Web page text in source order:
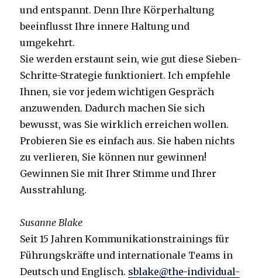
und entspannt. Denn Ihre Körperhaltung
beeinflusst Ihre innere Haltung und
umgekehrt.
Sie werden erstaunt sein, wie gut diese Sieben-
Schritte-Strategie funktioniert. Ich empfehle
Ihnen, sie vor jedem wichtigen Gespräch
anzuwenden. Dadurch machen Sie sich
bewusst, was Sie wirklich erreichen wollen.
Probieren Sie es einfach aus. Sie haben nichts
zu verlieren, Sie können nur gewinnen!
Gewinnen Sie mit Ihrer Stimme und Ihrer
Ausstrahlung.
Susanne Blake
Seit 15 Jahren Kommunikationstrainings für
Führungskräfte und internationale Teams in
Deutsch und Englisch. sblake@the-individual-